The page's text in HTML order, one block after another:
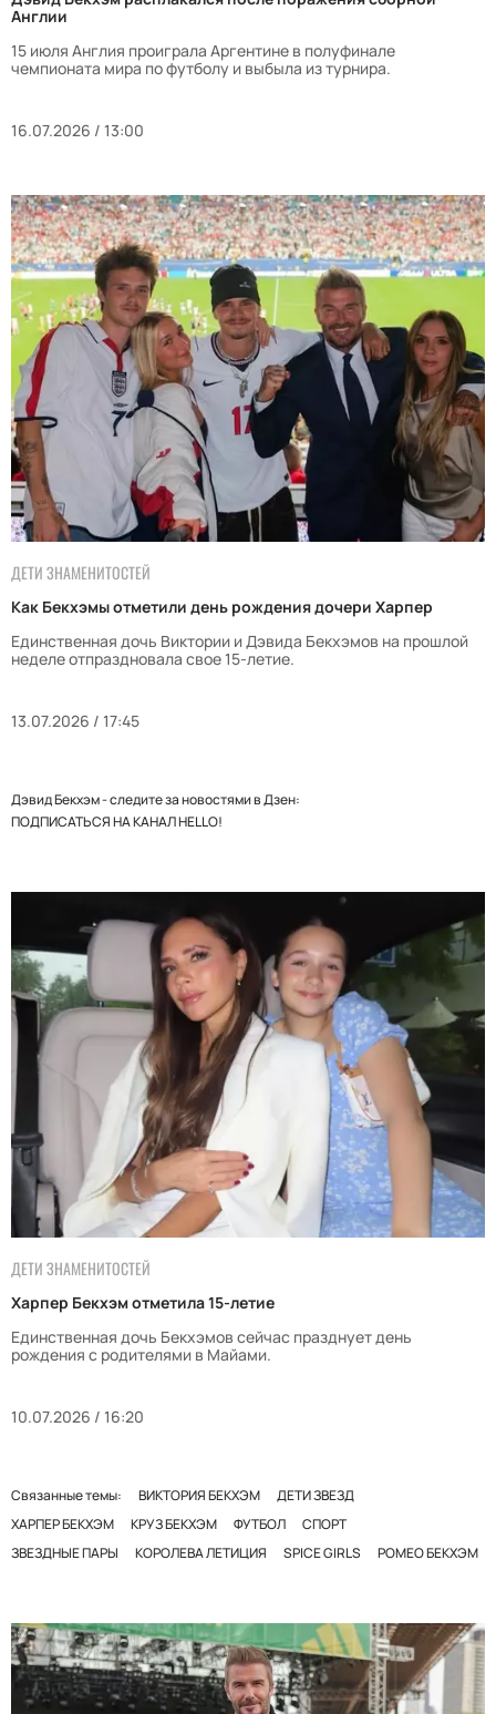
Англии
15 июля Англия проиграла Аргентине в полуфинале
чемпионата мира по футболу и выбыла из турнира.
16.07.2026 / 13:00
ДЕТИ ЗНАМЕНИТОСТЕЙ
Как Бекхэмы отметили день рождения дочери Харпер
Единственная дочь Виктории и Дэвида Бекхэмов на прошлой
неделе отпраздновала свое 15-летие.
13.07.2026 / 17:45
Дэвид Бекхэм - следите за новостями в Дзен:
ПОДПИСАТЬСЯ НА КАНАЛ HELLO!
ДЕТИ ЗНАМЕНИТОСТЕЙ
Харпер Бекхэм отметила 15-летие
Единственная дочь Бекхэмов сейчас празднует день
рождения с родителями в Майами.
10.07.2026 / 16:20
Связанные темы: ВИКТОРИЯ БЕКХЭМ
ДЕТИ ЗВЕЗД
ХАРПЕР БЕКХЭМ
КРУЗ БЕКХЭМ ФУТБОЛ
СПОРТ
ЗВЕЗДНЫЕ ПАРЫ
КОРОЛЕВА ЛЕТИЦИЯ SPICE GIRLS РОМЕО БЕКХЭМ